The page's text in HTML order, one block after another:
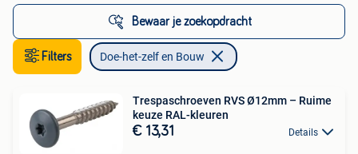
Bewaar je zoekopdracht
Filters Doe-het-zelf en Bouw
Trespaschroeven RVS Ø12mm – Ruime
keuze RAL-kleuren
€ 13,31 Details